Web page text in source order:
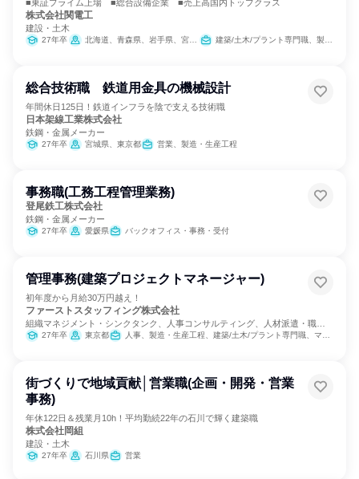
■東証プライム上場 ■総合設備企業 ■売上高国内トップクラス
株式会社関電工
建設・土木
27年卒 北海道、青森県、岩手県、宮城県、秋田県、山形県、福島県、茨城県、栃木県、群馬県、埼玉県、千葉県、東京都、神奈川県、新潟県、富山県、福井県、山梨県、長野県、静岡県、愛知県、京都府、大阪府、兵庫県、広島県、福岡県、熊本県、宮崎県、鹿児島県、沖縄県 建築/土木/プラント専門職、製造・生産工程
総合技術職 鉄道用金具の機械設計
年間休日125日！鉄道インフラを陰で支える技術職
日本架線工業株式会社
鉄鋼・金属メーカー
27年卒 宮城県、東京都 営業、製造・生産工程
事務職(工務工程管理業務)
登尾鉄工株式会社
鉄鋼・金属メーカー
27年卒 愛媛県 バックオフィス・事務・受付
管理事務(建築プロジェクトマネージャー)
初年度から月給30万円越え！
ファーストスタッフィング株式会社
組織マネジメント・シンクタンク、人事コンサルティング、人材派遣・職業
紹介27年卒 東京都 人事、製造・生産工程、建築/土木/プラント専門職、マーケティング・広告・宣伝
街づくりで地域貢献│営業職(企画・開発・営業
事務)
年休122日＆残業月10h！平均勤続22年の石川で輝く建築職
株式会社岡組
建設・土木
27年卒 石川県 営業